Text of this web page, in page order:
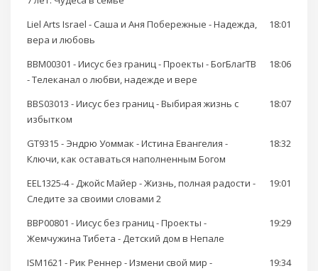
Liel Arts Israel - Саша и Аня Побережные - Надежда,
вера и любовь
18:01
BBM00301 - Иисус без границ - Проекты - БогБлагТВ
- Телеканал о любви, надежде и вере
18:06
BBS03013 - Иисус без границ - Выбирая жизнь с
избытком
18:07
GT9315 - Эндрю Уоммак - Истина Евангелия -
Ключи, как оставаться наполненным Богом
18:32
EEL1325-4 - Джойс Майер - Жизнь, полная радости -
Следите за своими словами 2
19:01
BBP00801 - Иисус без границ - Проекты -
Жемчужина Тибета - Детский дом в Непале
19:29
ISM1621 - Рик Реннер - Измени свой мир -
19:34